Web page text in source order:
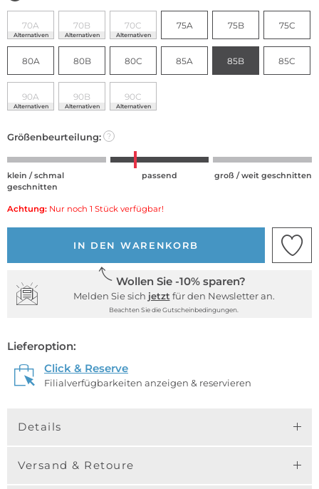
70A
Alternativen
70B
Alternativen
70C
Alternativen
75A 75B 75C
80A 80B 80C 85A 85B 85C
90A
Alternativen
90B
Alternativen
90C
Alternativen
Größenbeurteilung: ?
klein / schmal
geschnitten
passend groß / weit geschnitten
Achtung: Nur noch 1 Stück verfügbar!
IN DEN WARENKORB
Wollen Sie -10% sparen?
Melden Sie sich jetzt für den Newsletter an.
Beachten Sie die Gutscheinbedingungen.
Lieferoption:
Click & Reserve
Filialverfügbarkeiten anzeigen & reservieren
Details
Versand & Retoure